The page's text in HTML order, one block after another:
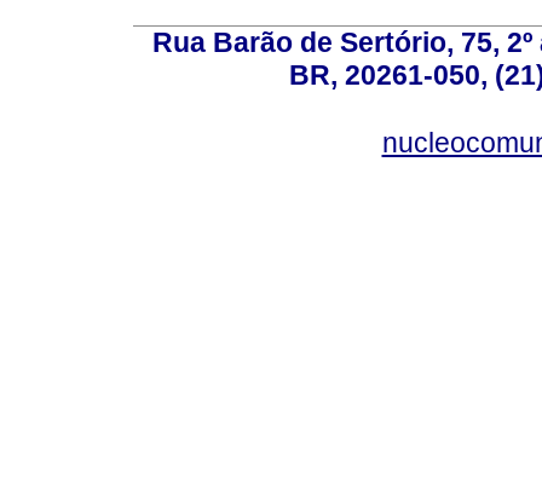
Rua Barão de Sertório, 75,
BR, 20261-050,